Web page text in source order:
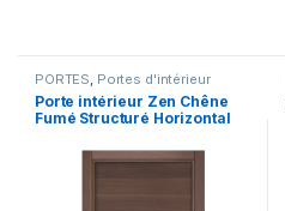
PORTES, Portes d'intérieur
Porte intérieur Zen Chêne
Fumé Structuré Horizontal